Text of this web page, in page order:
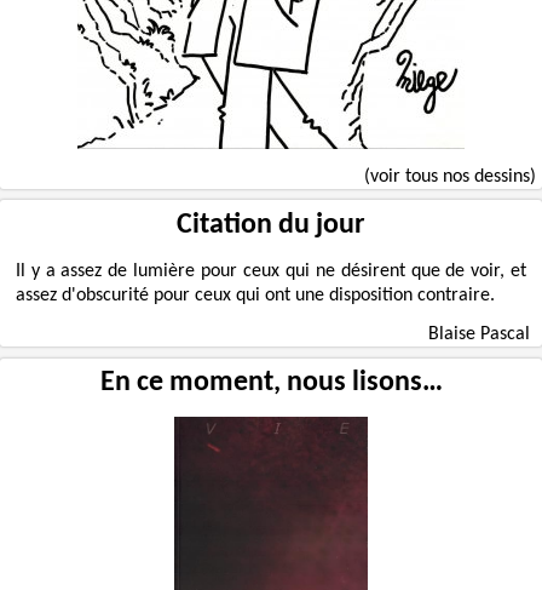
(voir tous nos dessins)
Citation du jour
Il y a assez de lumière pour ceux qui ne désirent que de voir, et
assez d'obscurité pour ceux qui ont une disposition contraire.
Blaise Pascal
En ce moment, nous lisons…